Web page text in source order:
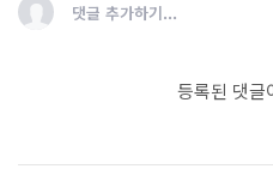
댓글 추가하기...
등록된 댓글